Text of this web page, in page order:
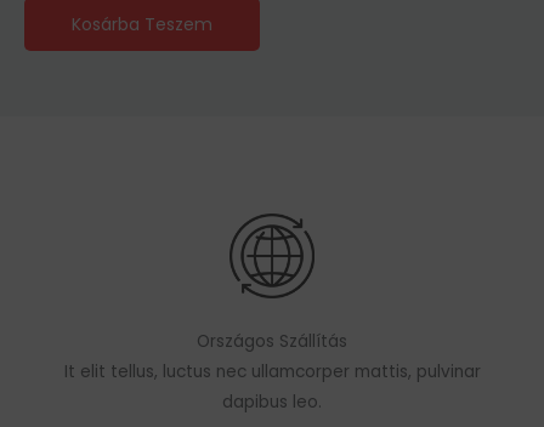
Kosárba Teszem
Országos Szállítás
It elit tellus, luctus nec ullamcorper mattis, pulvinar
dapibus leo.